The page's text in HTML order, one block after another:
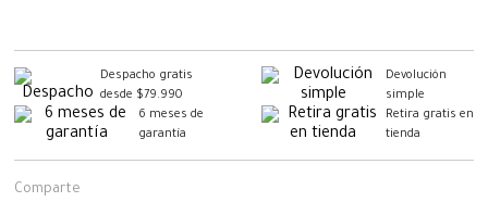
Despacho gratis
desde $79.990
Devolución
simple
6 meses de
garantía
Retira gratis en
tienda
Comparte